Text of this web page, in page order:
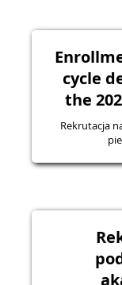
cycle
the
Rekrutacja